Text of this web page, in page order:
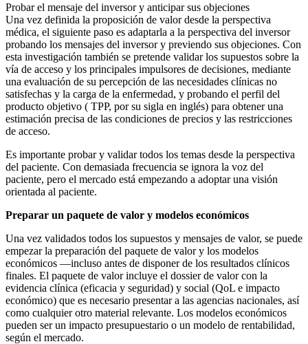
Probar el mensaje del inversor y anticipar sus objeciones
Una vez definida la proposición de valor desde la perspectiva
médica, el siguiente paso es adaptarla a la perspectiva del inversor
probando los mensajes del inversor y previendo sus objeciones. Con
esta investigación también se pretende validar los supuestos sobre la
vía de acceso y los principales impulsores de decisiones, mediante
una evaluación de su percepción de las necesidades clínicas no
satisfechas y la carga de la enfermedad, y probando el perfil del
producto objetivo ( TPP, por su sigla en inglés) para obtener una
estimación precisa de las condiciones de precios y las restricciones
de acceso.
Es importante probar y validar todos los temas desde la perspectiva
del paciente. Con demasiada frecuencia se ignora la voz del
paciente, pero el mercado está empezando a adoptar una visión
orientada al paciente.
Preparar un paquete de valor y modelos económicos
Una vez validados todos los supuestos y mensajes de valor, se puede
empezar la preparación del paquete de valor y los modelos
económicos —incluso antes de disponer de los resultados clínicos
finales. El paquete de valor incluye el dossier de valor con la
evidencia clínica (eficacia y seguridad) y social (QoL e impacto
económico) que es necesario presentar a las agencias nacionales, así
como cualquier otro material relevante. Los modelos económicos
pueden ser un impacto presupuestario o un modelo de rentabilidad,
según el mercado.